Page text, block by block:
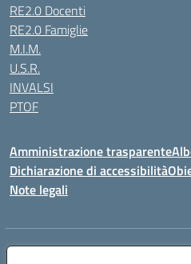
RE2.0 Docenti
RE2.0 Famiglie
M.I.M.
U.S.R.
INVALSI
PTOF
Amministrazione trasparente
Dichiarazione di accessibilità
Note legali
Indirizzo: